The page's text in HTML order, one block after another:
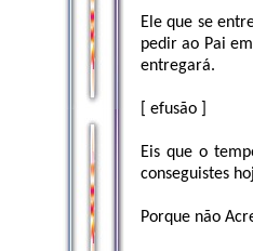
Ele que se
pedir ao Pai
entregará.
[ efusão ]
Eis que o
conseguistes
Porque não